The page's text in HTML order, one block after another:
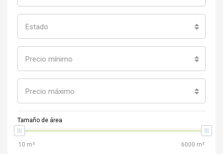
Estado
Precio mínimo
Precio máximo
Tamaño de área